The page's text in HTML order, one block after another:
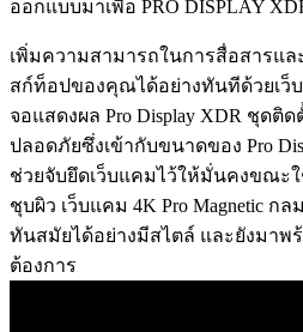
ออกแบบมาเพื่อ PRO DISPLAY
เพิ่มความสามารถในการสื่อสารแ
สก์ท็อปของคุณได้อย่างทันทีด้วยเว็
จอแสดงผล Pro Display XDR ชุดติ
ปลอดภัยซึ่งเข้ากับขนาดของ Pro
ช่วยจับยึดเว็บแคมไว้ให้มั่นคงขณะ
ชุบผิว เว็บแคม 4K Pro Magnetic
ทันสมัยได้อย่างมีสไตล์ และยังมา
ต้องการ